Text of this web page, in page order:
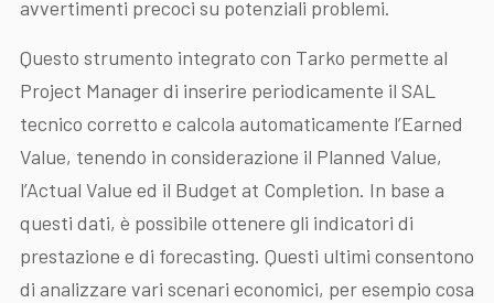
avvertimenti precoci su potenziali problemi.
Questo strumento integrato con Tarko permette al
Project Manager di inserire periodicamente il SAL
tecnico corretto e calcola automaticamente l’Earned
Value, tenendo in considerazione il Planned Value,
l’Actual Value ed il Budget at Completion. In base a
questi dati, è possibile ottenere gli indicatori di
prestazione e di forecasting. Questi ultimi consentono
di analizzare vari scenari economici, per esempio cosa